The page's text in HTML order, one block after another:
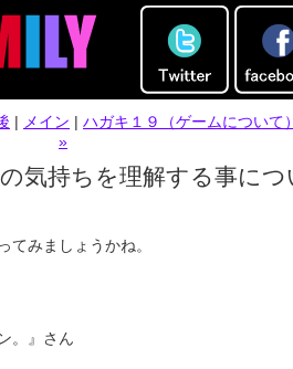
| メイン | ハガキ１９（ゲームについて
»
気持ちを理解する事につ
てみましょうかね。
。』さん